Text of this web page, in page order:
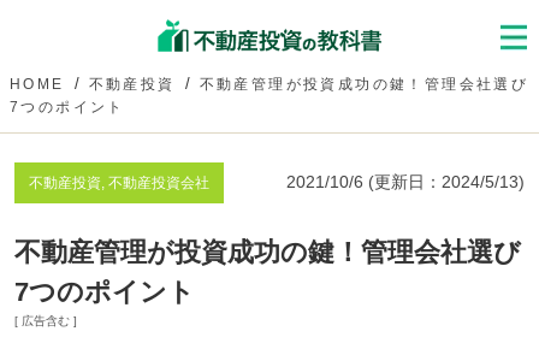
HOME 不動産投資
不動産管理が投資成功の鍵！管理会社選び
7つのポイント
不動産投資, 不動産投資会社 2021/10/6 (更新日： 2024/5/13)
不動産管理が投資成功の鍵！管理会社選び
7つのポイント
[ 広告含む ]